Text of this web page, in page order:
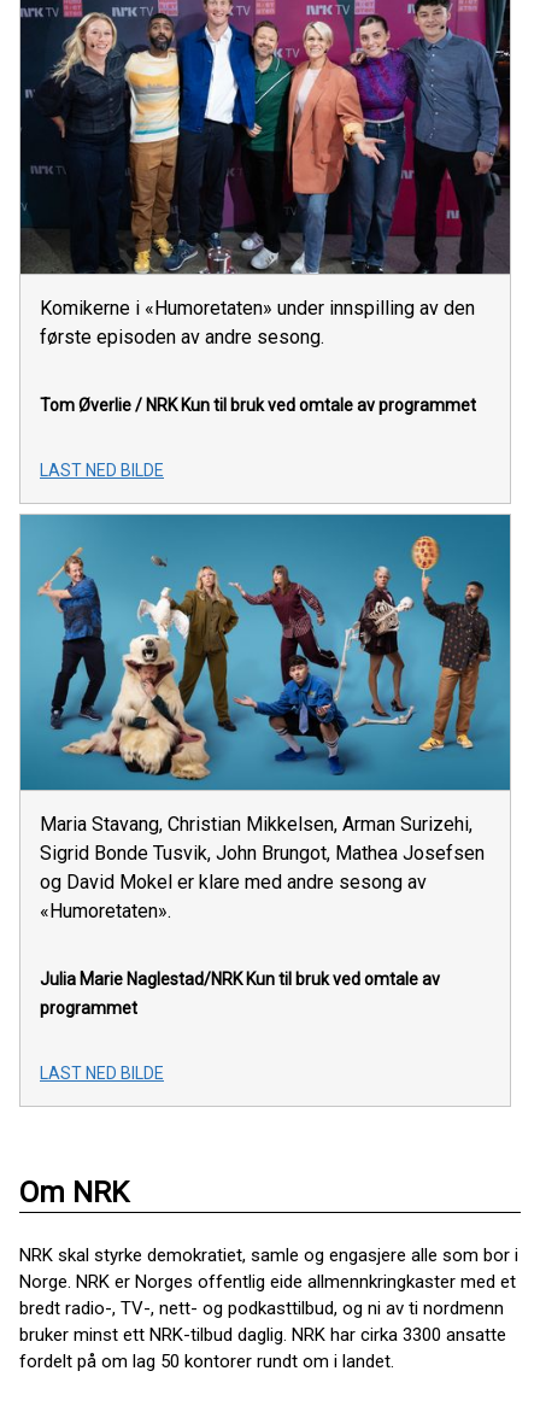
Komikerne i «Humoretaten» under innspilling av den
første episoden av andre sesong.
Tom Øverlie / NRK Kun til bruk ved omtale av programmet
LAST NED BILDE
Maria Stavang, Christian Mikkelsen, Arman Surizehi,
Sigrid Bonde Tusvik, John Brungot, Mathea Josefsen
og David Mokel er klare med andre sesong av
«Humoretaten».
Julia Marie Naglestad/NRK Kun til bruk ved omtale av
programmet
LAST NED BILDE
Om NRK
NRK skal styrke demokratiet, samle og engasjere alle som bor i
Norge. NRK er Norges offentlig eide allmennkringkaster med et
bredt radio-, TV-, nett- og podkasttilbud, og ni av ti nordmenn
bruker minst ett NRK-tilbud daglig. NRK har cirka 3300 ansatte
fordelt på om lag 50 kontorer rundt om i landet.